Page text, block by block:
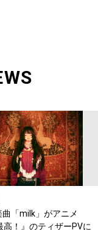
「milk」がアニメ
高！』のティザーPVに